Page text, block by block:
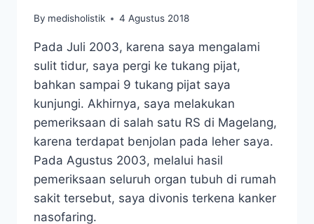
By medisholistik 4 Agustus 2018
Pada Juli 2003, karena saya mengalami
sulit tidur, saya pergi ke tukang pijat,
bahkan sampai 9 tukang pijat saya
kunjungi. Akhirnya, saya melakukan
pemeriksaan di salah satu RS di Magelang,
karena terdapat benjolan pada leher saya.
Pada Agustus 2003, melalui hasil
pemeriksaan seluruh organ tubuh di rumah
sakit tersebut, saya divonis terkena kanker
nasofaring.